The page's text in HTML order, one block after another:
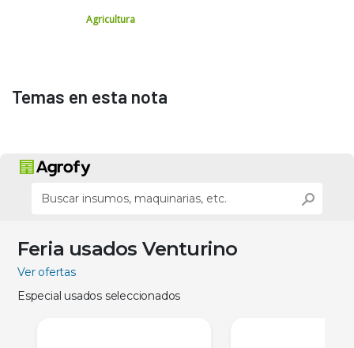
Agricultura
Temas en esta nota
Feria usados Venturino
Ver ofertas
Especial usados seleccionados